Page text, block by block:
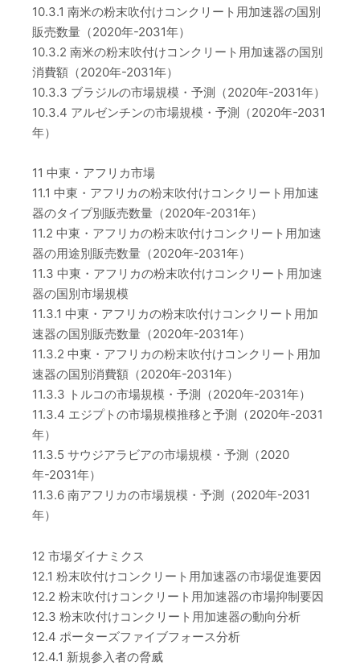
10.3.1 南米の粉末吹付けコンクリート用加速器の国別
販売数量（2020年-2031年）
10.3.2 南米の粉末吹付けコンクリート用加速器の国別
消費額（2020年-2031年）
10.3.3 ブラジルの市場規模・予測（2020年-2031年）
10.3.4 アルゼンチンの市場規模・予測（2020年-2031
年）
11 中東・アフリカ市場
11.1 中東・アフリカの粉末吹付けコンクリート用加速
器のタイプ別販売数量（2020年-2031年）
11.2 中東・アフリカの粉末吹付けコンクリート用加速
器の用途別販売数量（2020年-2031年）
11.3 中東・アフリカの粉末吹付けコンクリート用加速
器の国別市場規模
11.3.1 中東・アフリカの粉末吹付けコンクリート用加
速器の国別販売数量（2020年-2031年）
11.3.2 中東・アフリカの粉末吹付けコンクリート用加
速器の国別消費額（2020年-2031年）
11.3.3 トルコの市場規模・予測（2020年-2031年）
11.3.4 エジプトの市場規模推移と予測（2020年-2031
年）
11.3.5 サウジアラビアの市場規模・予測（2020
年-2031年）
11.3.6 南アフリカの市場規模・予測（2020年-2031
年）
12 市場ダイナミクス
12.1 粉末吹付けコンクリート用加速器の市場促進要因
12.2 粉末吹付けコンクリート用加速器の市場抑制要因
12.3 粉末吹付けコンクリート用加速器の動向分析
12.4 ポーターズファイブフォース分析
12.4.1 新規参入者の脅威